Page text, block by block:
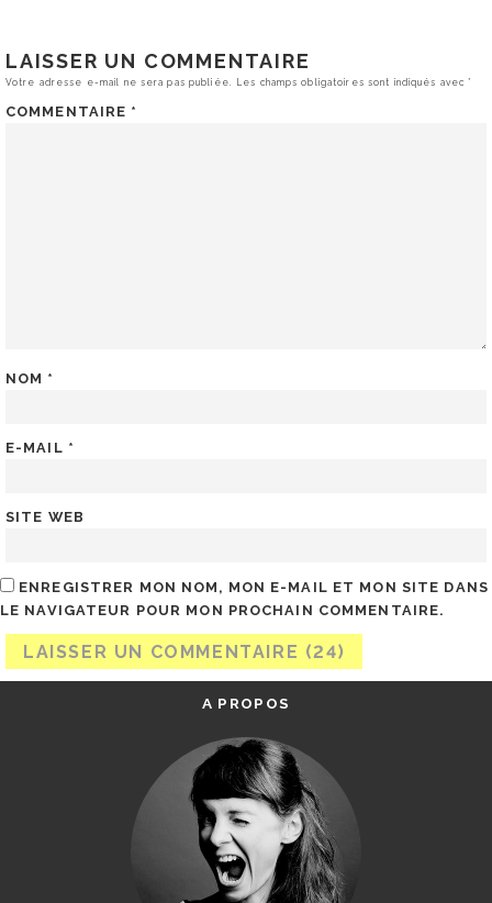
LAISSER UN COMMENTAIRE
Votre adresse e-mail ne sera pas publiée. Les champs obligatoires sont indiqués avec*
COMMENTAIRE *
NOM *
E-MAIL *
SITE WEB
ENREGISTRER MON NOM, MON E-MAIL ET MON SITE DANS
LE NAVIGATEUR POUR MON PROCHAIN COMMENTAIRE.
A PROPOS